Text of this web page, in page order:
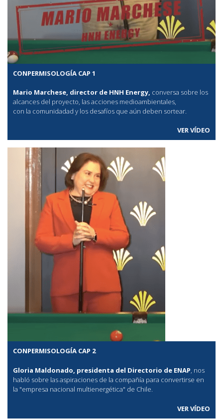
CONPERMISOLOGÍA CAP 1
Mario Marchese, director de HNH Energy, conversa sobre los
alcances del proyecto, las acciones medioambientales,
con la comunidadad y los desafíos que aún deben sortear.
VER VÍDEO
CONPERMISOLOGÍA CAP 2
Gloria Maldonado, presidenta del Directorio de ENAP, nos
habló sobre las aspiraciones de la compañía para convertirse en
la "empresa nacional multienergética" de Chile.
VER VÍDEO